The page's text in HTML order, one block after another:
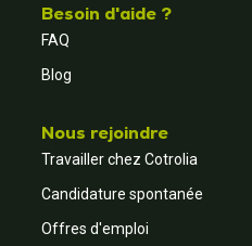
Besoin d'aide ?
FAQ
Blog
Nous rejoindre
Travailler chez Cotrolia
Candidature spontanée
Offres d'emploi